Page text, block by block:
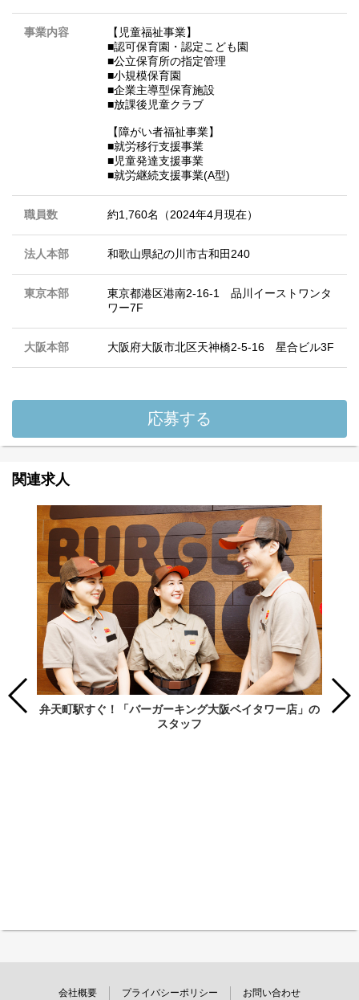
事業内容
【児童福祉事業】
■認可保育園・認定こども園
■公立保育所の指定管理
■小規模保育園
■企業主導型保育施設
■放課後児童クラブ
【障がい者福祉事業】
■就労移行支援事業
■児童発達支援事業
■就労継続支援事業(A型)
職員数 約1,760名（2024年4月現在）
法人本部 和歌山県紀の川市古和田240
東京本部
東京都港区港南2-16-1 品川イーストワンタ
ワー7F
大阪本部 大阪府大阪市北区天神橋2-5-16 星合ビル3F
応募する
関連求人
弁天町駅すぐ！「バーガーキング大阪ベイタワー店」の
スタッフ
会社概要 プライバシーポリシー お問い合わせ